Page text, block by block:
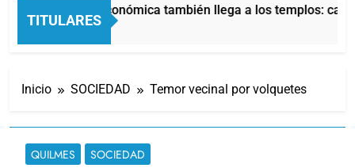
TITULARES
La crisis económica también llega a los templos:
6 Horas Atrás
Inicio SOCIEDAD Temor vecinal por volquetes
QUILMES SOCIEDAD